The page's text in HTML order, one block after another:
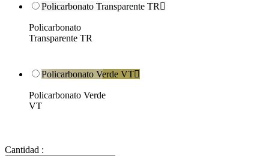
Policarbonato Transparente TR 
Policarbonato
Transparente TR
Policarbonato Verde VT
Policarbonato Verde
VT
Cantidad :